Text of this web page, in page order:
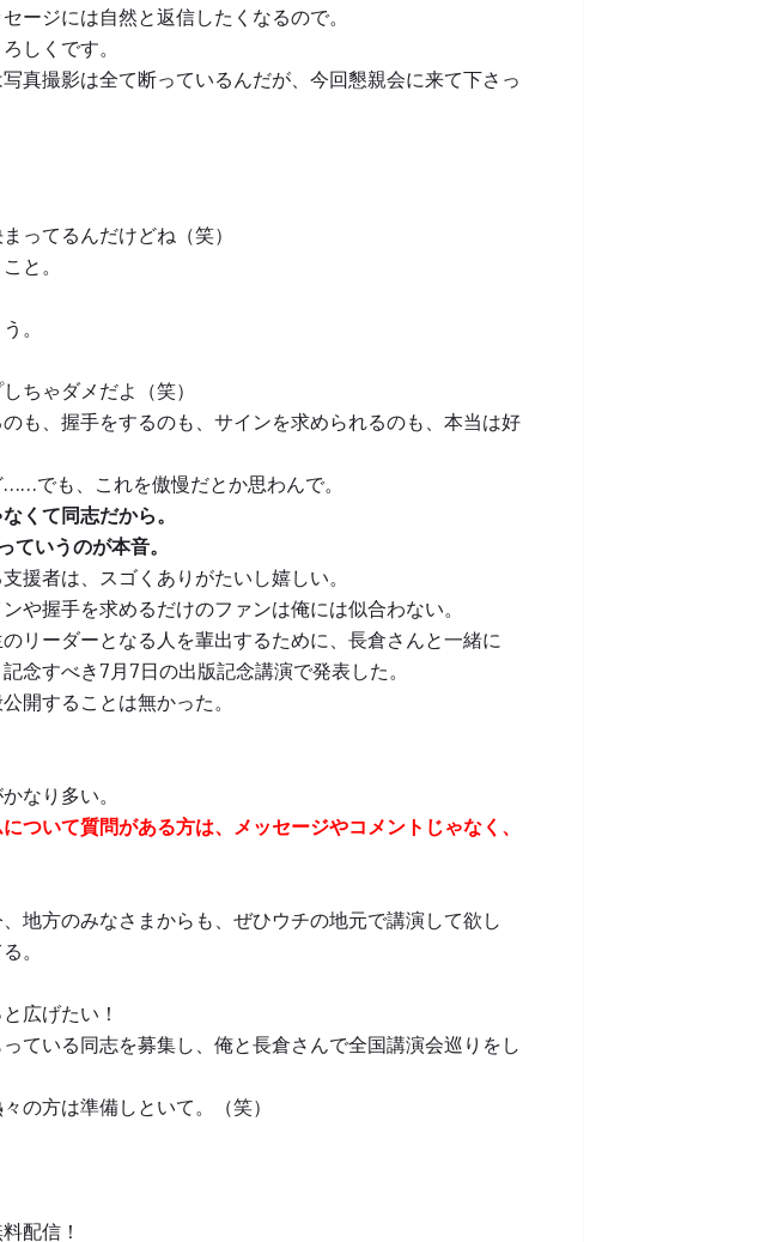
ージには自然と返信したくなるので。
しくです。
真撮影は全て断っているんだが、今回懇親会に来て下さっ
ってるんだけどね（笑）
と。
。
ちゃダメだよ（笑）
も、握手をするのも、サインを求められるのも、本当は好
でも、これを傲慢だとか思わんで。
くて同志だから。
いうのが本音。
援者は、スゴくありがたいし嬉しい。
や握手を求めるだけのファンは俺には似合わない。
リーダーとなる人を輩出するために、長倉さんと一緒に
念すべき7月7日の出版記念講演で発表した。
開することは無かった。
なり多い。
ついて質問がある方は、メッセージやコメントじゃなく、
地方のみなさまからも、ぜひウチの地元で講演して欲し
。
広げたい！
ている同志を募集し、俺と長倉さんで全国講演会巡りをし
の方は準備しといて。（笑）
配信！